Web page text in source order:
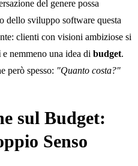
del genere possa
dello sviluppo software questa
clienti con visioni ambiziose si
e nemmeno una idea di budget.
però spesso: "Quanto costa?"
sul Budget:
Senso